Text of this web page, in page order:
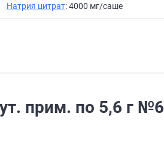
Натрия цитрат: 4000 мг/саше
прим. по 5,6 г №6